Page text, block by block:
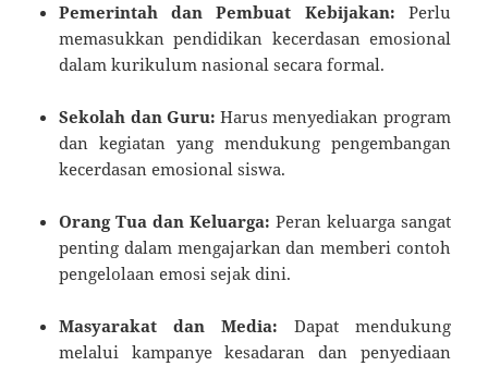
Pemerintah dan Pembuat Kebijakan: Perlu
memasukkan pendidikan kecerdasan emosional
dalam kurikulum nasional secara formal.
Sekolah dan Guru: Harus menyediakan program
dan kegiatan yang mendukung pengembangan
kecerdasan emosional siswa.
Orang Tua dan Keluarga: Peran keluarga sangat
penting dalam mengajarkan dan memberi contoh
pengelolaan emosi sejak dini.
Masyarakat dan Media: Dapat mendukung
melalui kampanye kesadaran dan penyediaan